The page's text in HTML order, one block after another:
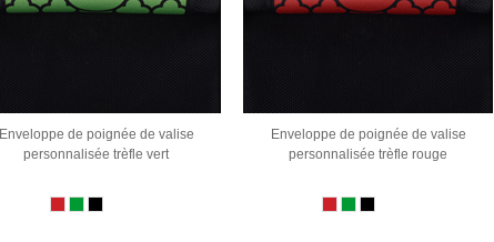
Enveloppe de poignée de valise
personnalisée trèfle vert
Enveloppe de poignée de valise
personnalisée trèfle rouge